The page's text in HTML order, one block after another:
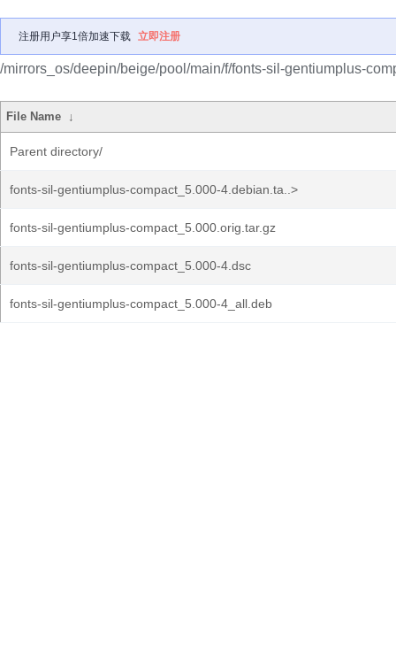
注册用户享1倍加速下载 立即注册
/mirrors_os/deepin/beige/pool/main/f/fonts-sil-gentiumplus-
File Name ↓
Parent directory/
fonts-sil-gentiumplus-compact_5.000-4.debian.ta..>
fonts-sil-gentiumplus-compact_5.000.orig.tar.gz
fonts-sil-gentiumplus-compact_5.000-4.dsc
fonts-sil-gentiumplus-compact_5.000-4_all.deb